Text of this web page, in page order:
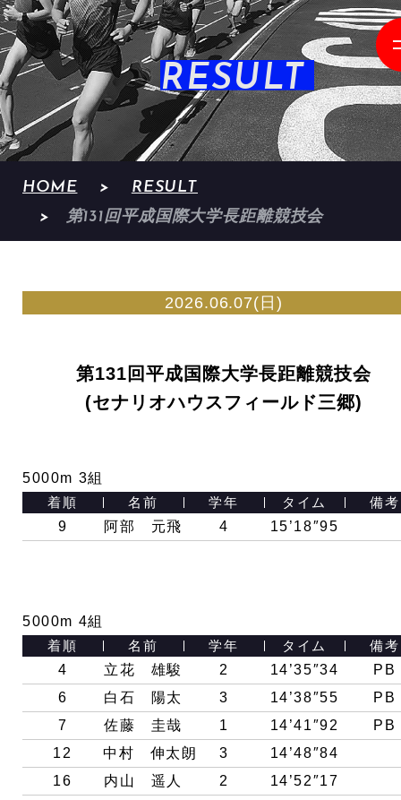
RESULT
HOME
RESULT
第131回平成国際大学長距離競技会
2026.06.07(日)
第131回平成国際大学長距離競技会
(セナリオハウスフィールド三郷)
5000m 3組
着順
名前 学年 タイム
備考
9
阿部 元飛 4 15’18″95
5000m 4組
着順
名前 学年 タイム
備考
4
立花 雄駿 2 14’35″34
PB
6
白石 陽太 3 14’38″55
PB
7
佐藤 圭哉 1 14’41″92
PB
12
中村 伸太朗 3
14’48″84
16
内山 遥人 2
14’52″17